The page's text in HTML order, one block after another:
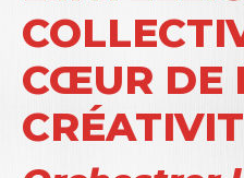
CŒUR DE